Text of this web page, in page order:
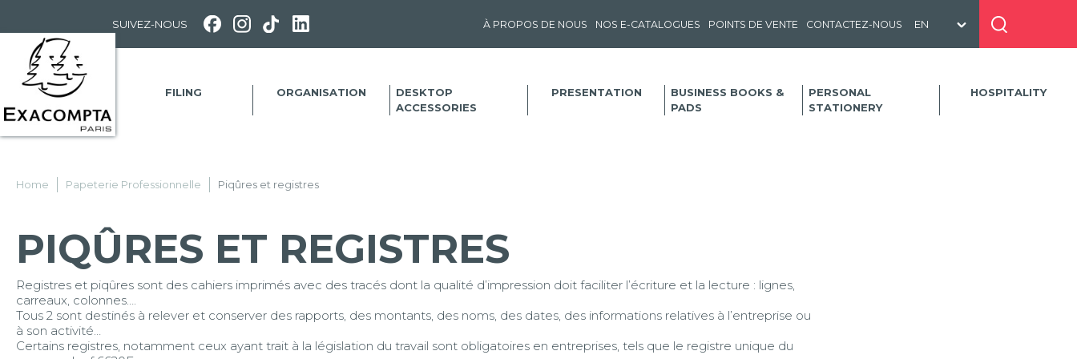
SUIVEZ-NOUS À PROPOS DE NOUS NOS E-CATALOGUES POINTS DE VENTE CONTACTEZ-NOUS
FILING ORGANISATION
DESKTOP
ACCESSORIES
PRESENTATION
BUSINESS BOOKS &
PADS
PERSONAL
STATIONERY
HOSPITALITY
Home Papeterie Professionnelle Piqûres et registres
PIQÛRES ET REGISTRES
Registres et piqûres sont des cahiers imprimés avec des tracés dont la qualité d’impression doit faciliter l’écriture et la lecture : lignes,
carreaux, colonnes….
Tous 2 sont destinés à relever et conserver des rapports, des montants, des noms, des dates, des informations relatives à l’entreprise ou
à son activité…
Certains registres, notamment ceux ayant trait à la législation du travail sont obligatoires en entreprises, tels que le registre unique du